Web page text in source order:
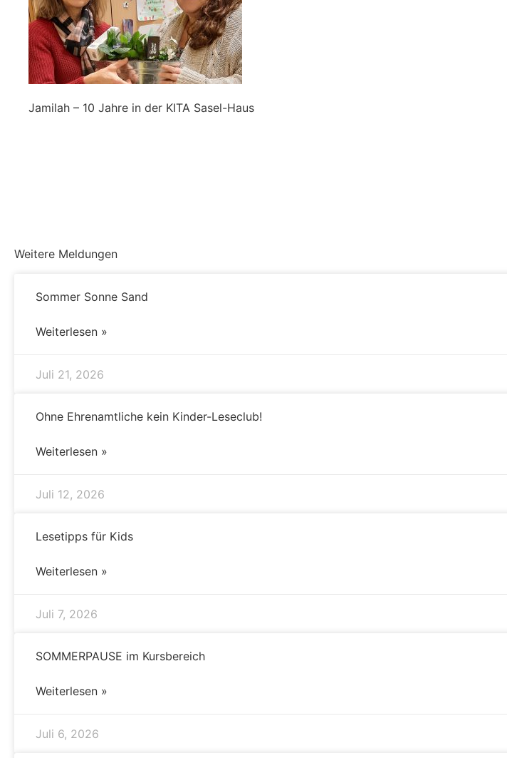
Jamilah – 10 Jahre in der KITA Sasel-Haus
Weitere Meldungen
Sommer Sonne Sand
Weiterlesen »
Juli 21, 2026
Ohne Ehrenamtliche kein Kinder-Leseclub!
Weiterlesen »
Juli 12, 2026
Lesetipps für Kids
Weiterlesen »
Juli 7, 2026
SOMMERPAUSE im Kursbereich
Weiterlesen »
Juli 6, 2026